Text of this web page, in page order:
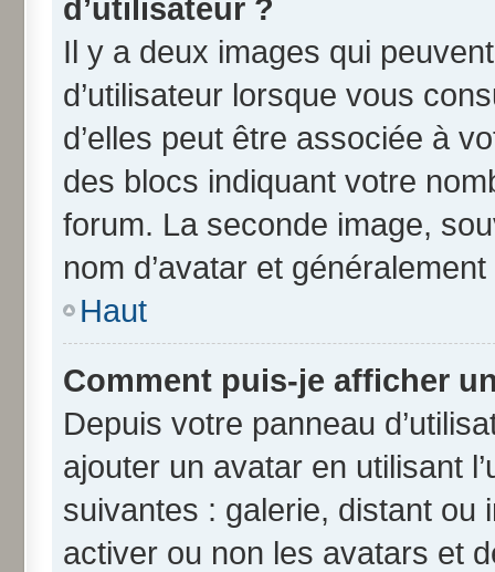
d’utilisateur ?
Il y a deux images qui
d’utilisateur lorsque vous
d’elles peut être associée à
des blocs indiquant votre
forum. La seconde image,
nom d’avatar et
Haut
Comment puis-je afficher
Depuis votre panneau
ajouter un avatar en utilisant
suivantes : galerie, distant ou
activer ou non les avatars et